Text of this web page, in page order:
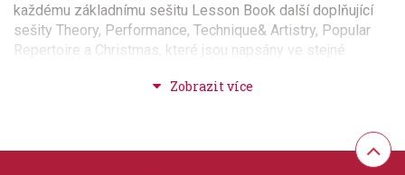
každému základnímu sešitu Lesson Book další doplňující
sešity Theory, Performance, Technique& Artistry, Popular
Repertoire a Christmas, které jsou napsány ve stejné
lze dokoupit CD nebo MIDI disk s nahrávkami, ukázkami a
paletou tönů, zvuků a různých hudebních stylů s volitelným